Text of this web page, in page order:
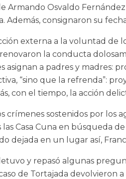
Armando Osvaldo
Además, consignaron su
externa a la voluntad de
la conducta
a padres y madres:
“sino que la refrenda”:
con el tiempo, la acción
crímenes sostenidos por los
Casa Cuna en búsqueda
dejada en un lugar así,
y repasó algunas
de Tortajada devolvieron